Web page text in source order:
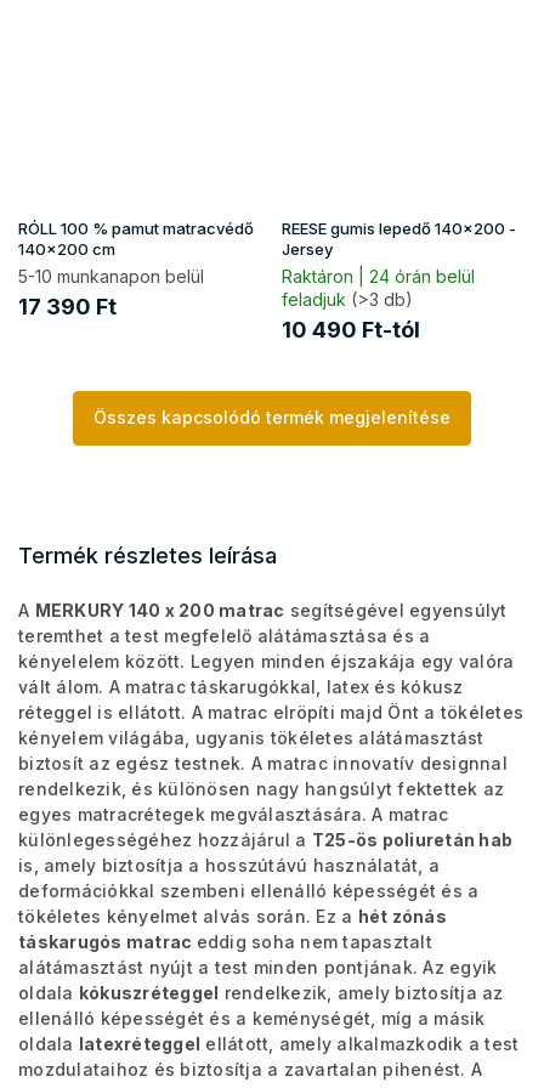
RÓLL 100 % pamut matracvédő
140x200 cm
5-10 munkanapon belül
17 390 Ft
REESE gumis lepedő 140x200 -
Jersey
Raktáron | 24 órán belül
feladjuk (>3 db)
10 490 Ft-tól
Összes kapcsolódó termék megjelenítése
Termék részletes leírása
A MERKURY 140 x 200 matrac segítségével egyensúlyt
teremthet a test megfelelő alátámasztása és a
kényelelem között. Legyen minden éjszakája egy valóra
vált álom. A matrac táskarugókkal, latex és kókusz
réteggel is ellátott. A matrac elröpíti majd Önt a tökéletes
kényelem világába, ugyanis tökéletes alátámasztást
biztosít az egész testnek. A matrac innovatív designnal
rendelkezik, és különösen nagy hangsúlyt fektettek az
egyes matracrétegek megválasztására. A matrac
különlegességéhez hozzájárul a T25-ös poliuretán hab
is, amely biztosítja a hosszútávú használatát, a
deformációkkal szembeni ellenálló képességét és a
tökéletes kényelmet alvás során. Ez a hét zónás
táskarugós matrac eddig soha nem tapasztalt
alátámasztást nyújt a test minden pontjának. Az egyik
oldala kókuszréteggel rendelkezik, amely biztosítja az
ellenálló képességét és a keménységét, míg a másik
oldala latexréteggel ellátott, amely alkalmazkodik a test
mozdulataihoz és biztosítja a zavartalan pihenést. A